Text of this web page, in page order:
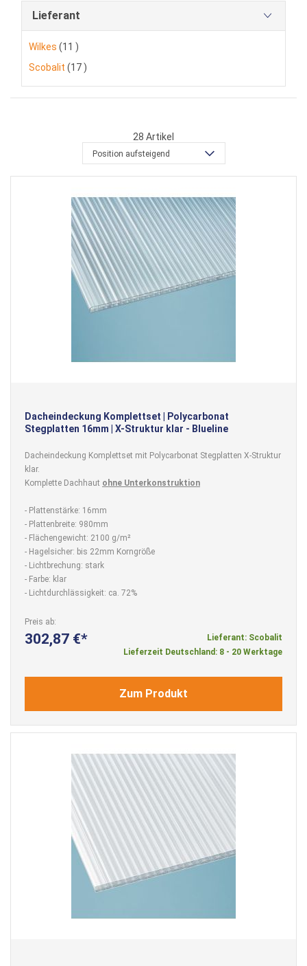
28 Artikel
Position aufsteigend
Dacheindeckung Komplettset | Polycarbonat
Stegplatten 16mm | X-Struktur klar - Blueline
Dacheindeckung Komplettset mit Polycarbonat Stegplatten X-Struktur
klar.
Komplette Dachhaut ohne Unterkonstruktion
- Plattenstärke: 16mm
- Plattenbreite: 980mm
- Flächengewicht: 2100 g/m²
- Hagelsicher: bis 22mm Korngröße
- Lichtbrechung: stark
- Farbe: klar
- Lichtdurchlässigkeit: ca. 72%
Preis ab
302,87 €
Lieferant: Scobalit
Lieferzeit Deutschland: 8 - 20 Werktage
Zum Produkt
Lieferant
Wilkes 11 Artikel
Scobalit
17Artikel